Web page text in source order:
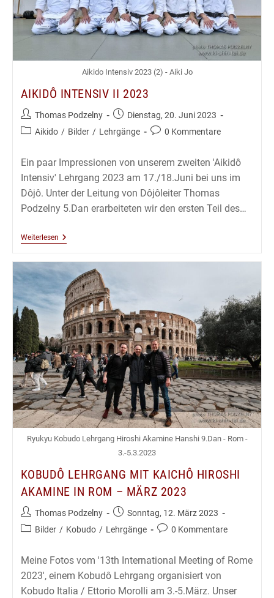
Aikido Intensiv 2023 (2) - Aiki Jo
AIKIDÔ INTENSIV II 2023
Beitrags-
Autor:
Thomas Podzelny
Beitrag
veröffentlicht:
Dienstag, 20. Juni 2023
Beitrags-
Aikido / Bilder / Lehrgänge
Beitrags-
0 Kommentare
Ein paar Impressionen von unserem zweiten 'Aikidô
Intensiv' Lehrgang 2023 am 17./18.Juni bei uns im
Dôjô. Unter der Leitung von Dôjôleiter Thomas
Podzelny 5.Dan erarbeiteten wir den ersten Teil des…
WeiterlesenAikidô
Ryukyu Kobudo Lehrgang Hiroshi Akamine Hanshi 9.Dan - Rom -
3.-5.3.2023
KOBUDÔ LEHRGANG MIT KAICHÔ HIROSHI
AKAMINE IN ROM – MÄRZ 2023
Beitrags-
Autor:
Thomas Podzelny
Beitrag
veröffentlicht:
Sonntag, 12. März 2023
Beitrags-
Bilder / Kobudo / Lehrgänge
Beitrags-
0 Kommentare
Meine Fotos vom '13th International Meeting of Rome
2023', einem Kobudô Lehrgang organisiert von
Kobudo Italia / Ettorio Morolli am 3.-5.März. Unser